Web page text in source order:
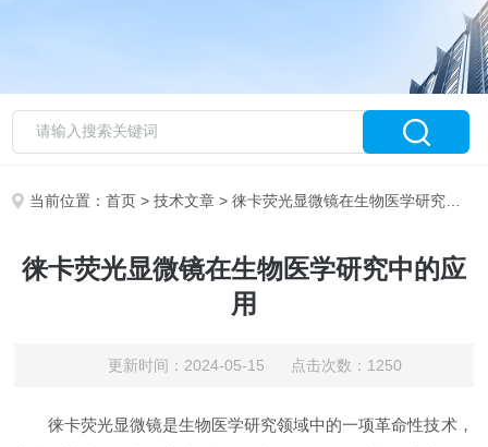
当前位置：首页 >技术文章 > 徕卡荧光显微镜在生物医学研究中的应用
徕卡荧光显微镜在生物医学研究中的应
用
更新时间：2024-05-15 点击次数：1250
徕卡荧光显微镜是生物医学研究领域中的一项革命性技术，